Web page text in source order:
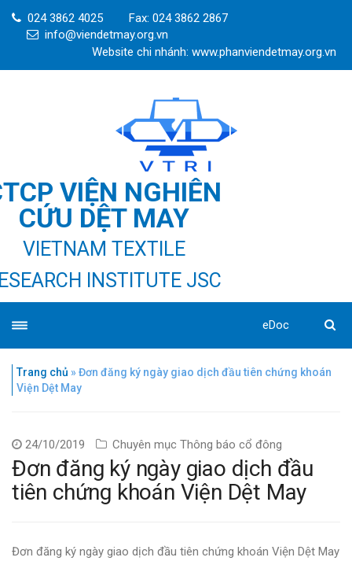
024 3862 4025
Fax: 024 3862 2867
info@viendetmay.org.vn
Website chi nhánh: www.phanviendetmay.org.vn
VIỆN NGHIÊN
CỨU DỆT MAY
VIETNAM TEXTILE
INSTITUTE JSC
eDoc
Trang chủ » Đơn đăng ký ngày giao dịch đầu tiên chứng khoán
Viện Dệt May
24/10/2019 Chuyên mục Thông báo cổ đông
Đơn đăng ký ngày giao dịch đầu
tiên chứng khoán Viện Dệt May
Đơn đăng ký ngày giao dịch đầu tiên chứng khoán Viện Dệt May